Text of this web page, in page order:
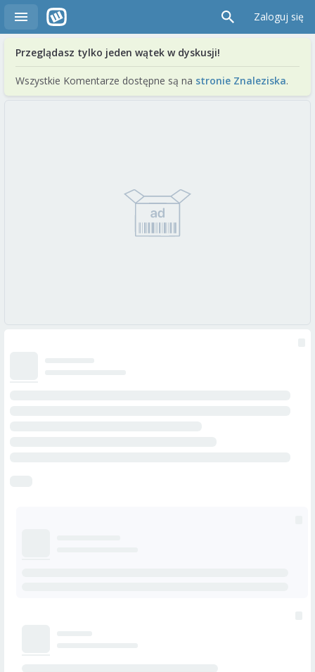
Zaloguj się
Przeglądasz tylko jeden wątek w dyskusji!
Wszystkie Komentarze dostępne są na stronie Znaleziska.